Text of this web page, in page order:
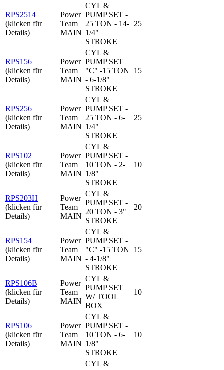
RPS2514
(klicken für
Details)
Power
Team
MAIN
CYL &
PUMP SET -
25 TON - 14-
1/4"
STROKE
25
RPS156
(klicken für
Details)
Power
Team
MAIN
CYL &
PUMP SET
"C" -15 TON
- 6-1/8"
STROKE
15
RPS256
(klicken für
Details)
Power
Team
MAIN
CYL &
PUMP SET -
25 TON - 6-
1/4"
STROKE
25
RPS102
(klicken für
Details)
Power
Team
MAIN
CYL &
PUMP SET -
10 TON - 2-
1/8"
STROKE
10
RPS203H
(klicken für
Details)
Power
Team
MAIN
CYL &
PUMP SET -
20 TON - 3"
STROKE
20
RPS154
(klicken für
Details)
Power
Team
MAIN
CYL &
PUMP SET -
"C" -15 TON
- 4-1/8"
STROKE
15
RPS106B
(klicken für
Details)
Power
Team
MAIN
CYL &
PUMP SET
W/ TOOL
BOX
10
RPS106
(klicken für
Details)
Power
Team
MAIN
CYL &
PUMP SET -
10 TON - 6-
1/8"
STROKE
10
CYL &